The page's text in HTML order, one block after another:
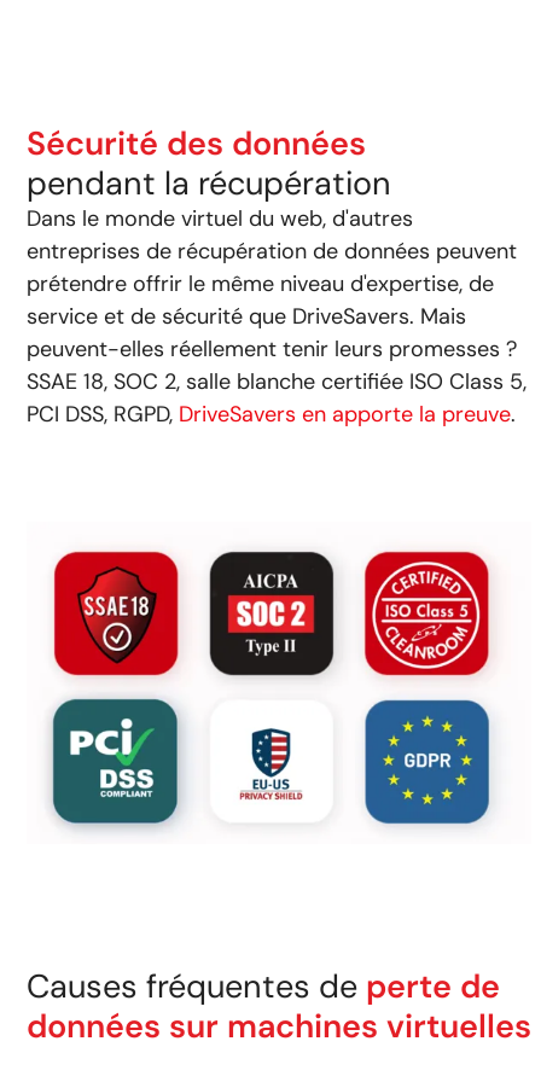
Sécurité des données
pendant la récupération
Dans le monde virtuel du web, d'autres
entreprises de récupération de données peuvent
prétendre offrir le même niveau d'expertise, de
service et de sécurité que DriveSavers. Mais
peuvent-elles réellement tenir leurs promesses ?
SSAE 18, SOC 2, salle blanche certifiée ISO Class 5,
PCI DSS, RGPD, DriveSavers en apporte la preuve.
Causes fréquentes de perte de
données sur machines virtuelles